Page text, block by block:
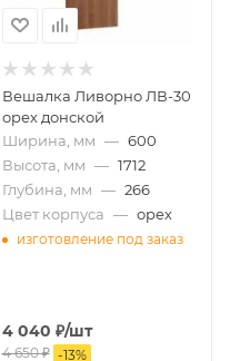
Вешалка Ливорно ЛВ-30
орех донской
Ширина, мм — 600
Высота, мм — 1712
Глубина, мм — 266
Цвет корпуса — орех
изготовление под заказ
4 040 ₽/шт
4 650₽ -13%